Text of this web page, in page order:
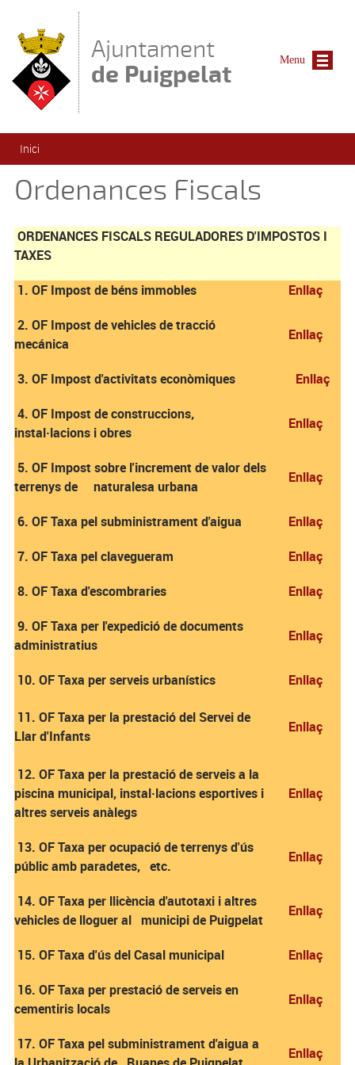
Ajuntament
de Puigpelat
Esteu aquí
Inici
Ordenances Fiscals
ORDENANCES FISCALS REGULADORES D'IMPOSTOS I
TAXES
1. OF Impost de béns immobles
Enllaç
2. OF Impost de vehicles de tracció
mecánica
Enllaç
3. OF Impost d'activitats econòmiques
Enllaç
4. OF Impost de construccions,
instal·lacions i obres
Enllaç
5. OF Impost sobre l'increment de valor dels
terrenys de naturalesa urbana
Enllaç
6. OF Taxa pel subministrament d'aigua
Enllaç
7. OF Taxa pel clavegueram
Enllaç
8. OF Taxa d'escombraries
Enllaç
9. OF Taxa per l'expedició de documents
administratius
Enllaç
10. OF Taxa per serveis urbanístics Enllaç
11. OF Taxa per la prestació del Servei de
Llar d'Infants
Enllaç
12. OF Taxa per la prestació de serveis a la
piscina municipal, instal·lacions esportives i
altres serveis anàlegs
Enllaç
13. OF Taxa per ocupació de terrenys d'ús
públic amb paradetes, etc.
Enllaç
14. OF Taxa per llicència d'autotaxi i altres
vehicles de lloguer al municipi de Puigpelat
Enllaç
15. OF Taxa d'ús del Casal municipal
Enllaç
16. OF Taxa per prestació de serveis en
cementiris locals
Enllaç
17. OF Taxa pel subministrament d'aigua a
Enllaç
Menu